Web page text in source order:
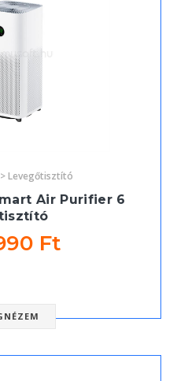
Levegőtisztító
Air Purifier 6
Ft